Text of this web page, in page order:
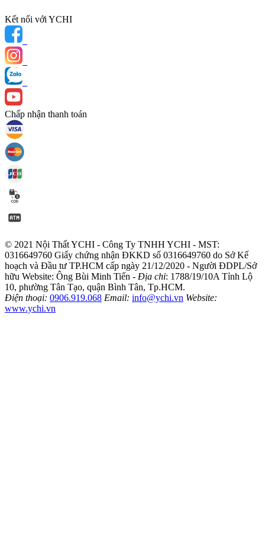
Kết nối với YCHI
Chấp nhận thanh toán
© 2021 Nội Thất YCHI - Công Ty TNHH YCHI - MST:
0316649760 Giấy chứng nhận ĐKKD số 0316649760 do Sở Kế
hoạch và Đầu tư TP.HCM cấp ngày 21/12/2020 - Người ĐDPL/Sở
hữu Website: Ông Bùi Minh Tiến - Địa chỉ: 1788/19/10A Tỉnh Lộ
10, phường Tân Tạo, quận Bình Tân, Tp.HCM.
Điện thoại: 0906.919.068 Email: info@ychi.vn Website:
www.ychi.vn